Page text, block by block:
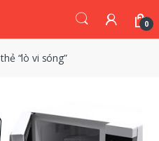
0
“lò vi sóng”